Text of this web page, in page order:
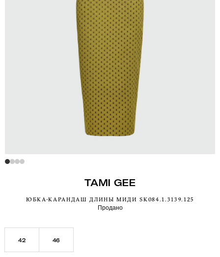
TAMI GEE
ЮБКА-КАРАНДАШ ДЛИНЫ МИДИ SK084.1.3139.125
Продано
42 46